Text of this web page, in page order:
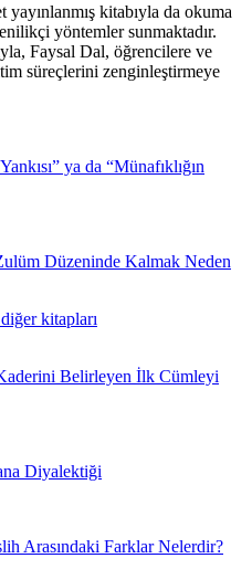
yayınlanmış kitabıyla da okuma
yöntemler sunmaktadır.
Faysal Dal, öğrencilere ve
süreçlerini zenginleştirmeye
ya da “Münafıklığın
Düzeninde Kalmak Neden
kitapları
Belirleyen İlk Cümleyi
Diyalektiği
Arasındaki Farklar Nelerdir?